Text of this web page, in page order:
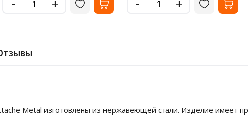
+ +
Metal изготовлены из нержавеющей стали. Изделие имеет